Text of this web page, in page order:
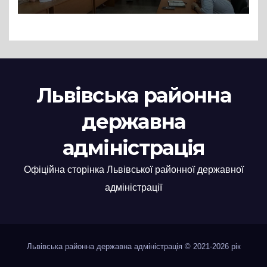
Львівська районна
державна
адміністрація
Офіційна сторінка Львівської районної державної
адміністрації
Львівська районна державна адміністрація © 2021-2026 рік